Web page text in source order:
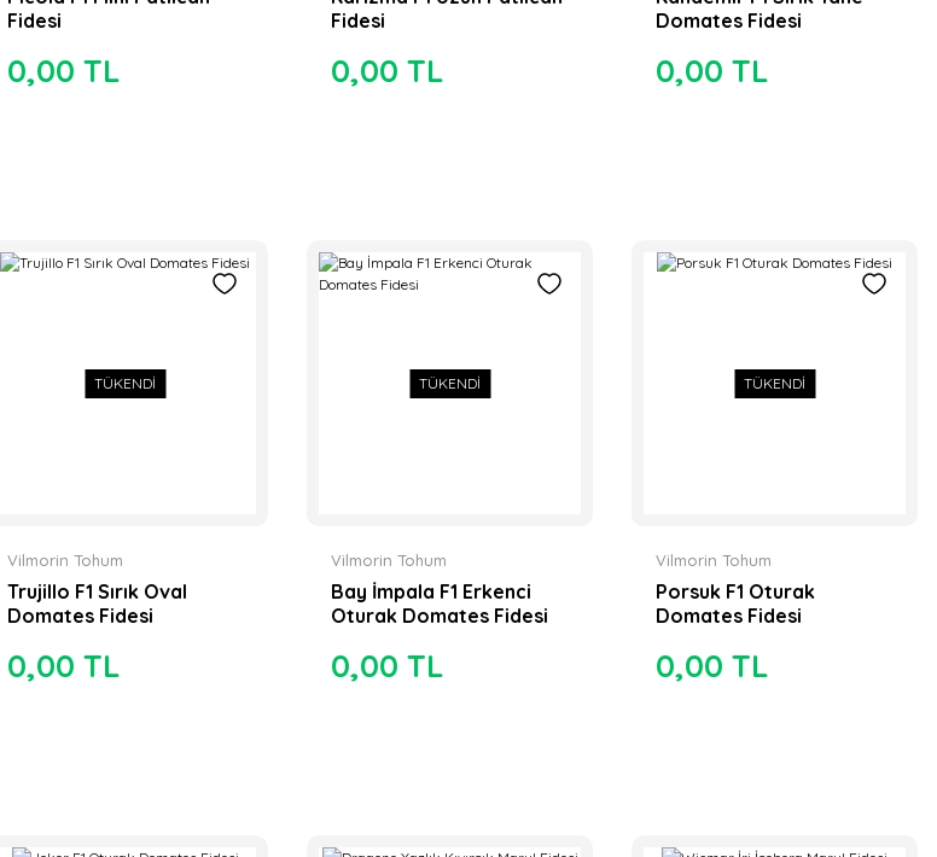
Fidesi
0,00 TL
Fidesi
0,00 TL
Domates Fidesi
0,00 TL
TÜKENDİ
Vilmorin Tohum
Trujillo F1 Sırık Oval
Domates Fidesi
0,00 TL
TÜKENDİ
Vilmorin Tohum
Bay İmpala F1 Erkenci
Oturak Domates Fidesi
0,00 TL
TÜKENDİ
Vilmorin Tohum
Porsuk F1 Oturak
Domates Fidesi
0,00 TL